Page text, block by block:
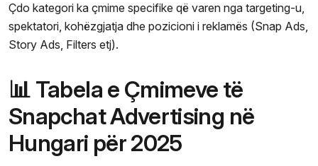
Çdo kategori ka çmime specifike që varen nga targeting-u,
spektatori, kohëzgjatja dhe pozicioni i reklamës (Snap Ads,
Story Ads, Filters etj).
📊 Tabela e Çmimeve të
Snapchat Advertising në
Hungari për 2025